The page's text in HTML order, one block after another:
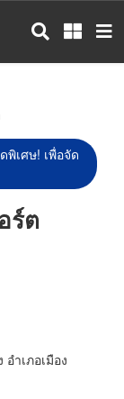
เศษ! เพื่อจัด
ร์ต
ำเภอเมือง